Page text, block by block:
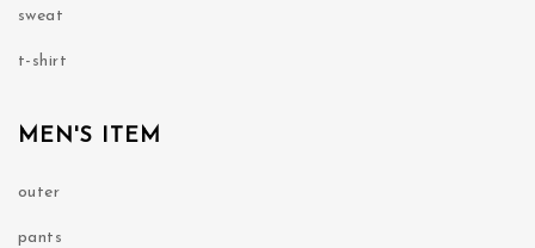
sweat
t-shirt
MEN'S ITEM
outer
pants